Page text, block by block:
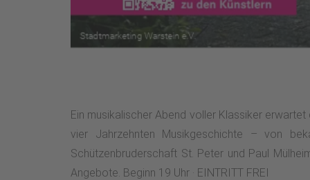
Ein musikalischer Abend voller Klassiker
vier Jahrzehnten Musikgeschichte – von
Schützenbruderschaft St. Peter und Paul
Angebote. Beginn 19 Uhr · EINTRITT FREI